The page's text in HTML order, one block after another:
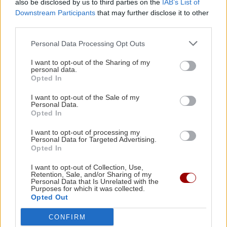
also be disclosed by us to third parties on the IAB’s List of
Downstream Participants that may further disclose it to other
Personal Data Processing Opt Outs
I want to opt-out of the Sharing of my
personal data.
Opted In
I want to opt-out of the Sale of my
Personal Data.
Opted In
I want to opt-out of processing my
Personal Data for Targeted Advertising.
Opted In
I want to opt-out of Collection, Use,
Retention, Sale, and/or Sharing of my
Personal Data that Is Unrelated with the
Purposes for which it was collected.
Opted Out
CONFIRM
02:16
GOSSIP - LIFESTYLE
Τούνη: «Έβγαλα όλο το βράδυ στο νοσοκομείο
00:00
ΣΧΕΣΕΙΣ ΚΑΙ SEX
Ο σύντροφός σου σε κάνει καλύτερο άνθρωπο;
GOSSIP - LIFESTYLE
Μπρούκλιν Μπέκαμ: Εβρασε μακαρόνια με
θαλασσινό νερό
22:16
ΑΘΛΗΤΙΚΑ
ΑΕΚ: Φιλική τεσσάρα στην Καλλιθέα πριν το
Σούπερ Καπ με τον ΟΦΗ
ΚΡΗΤΗ
Αγίου Μύρωνος - Χειροτονία νέου
Τα ζώδια της Κυριακής